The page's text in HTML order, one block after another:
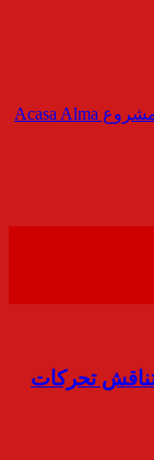
مشروع Acasa Alma
تحركات